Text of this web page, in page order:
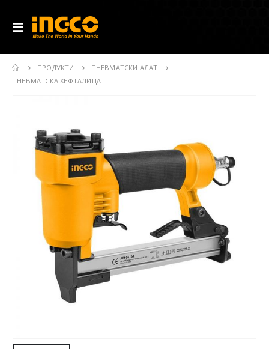
ПРОДУКТИ
ПНЕВМАТСКИ АЛАТ
ПНЕВМАТСКА ХЕФТАЛИЦА